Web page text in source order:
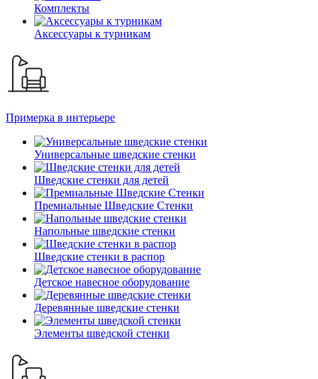
Комплекты
Аксессуары к турникам
Примерка в интерьере
Универсальные шведские стенки
Шведские стенки для детей
Премиальные Шведские Стенки
Напольные шведские стенки
Шведские стенки в распор
Детское навесное оборудование
Деревянные шведские стенки
Элементы шведской стенки